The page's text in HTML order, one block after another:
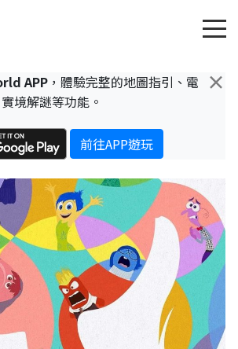
×
APP ，體驗完整的地圖指引、電
境解謎等功能。
前往APP遊玩